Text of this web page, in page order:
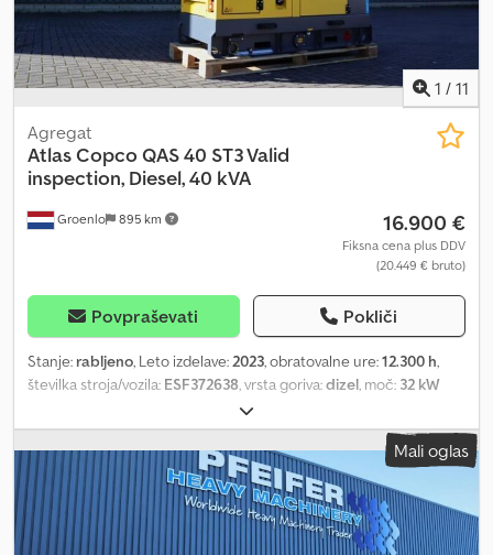
1 / 11
Groenlo 895 km
Agregat
Atlas CopcoQAS 40 ST3 Valid
inspection, Diesel, 40 kVA
16.900 €
Fiksna cena plus DDV
(20.449 € bruto)
Povpraševati Pokliči
Stanje: rabljeno, Leto izdelave:2023, obratovalne ure:12.300 h,
številka stroja/vozila: ESF372638, vrsta goriva:dizel, moč: 32 kW
, proizvajalec motorjev:Kubota
Gradbeništvo Lastna teža: 1.039 kg Moč generatorja: 40 kVA Cjdpfx
Ahsyzl Hrsbeha Dimenzije tovornega prostora: 245 x 110 x 148 cm
Za več informacij kontaktirajte PFEIFER GROUP.
Mali oglas